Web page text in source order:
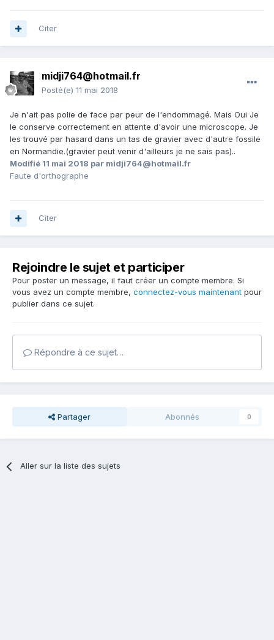
Citer
midji764@hotmail.fr
Posté(e) 11 mai 2018
Je n'ait pas polie de face par peur de l'endommagé. Mais Oui Je
le conserve correctement en attente d'avoir une microscope. Je
les trouvé par hasard dans un tas de gravier avec d'autre fossile
en Normandie.(gravier peut venir d'ailleurs je ne sais pas)..
Modifié 11 mai 2018 par midji764@hotmail.fr
Faute d'orthographe
Citer
Rejoindre le sujet et participer
Pour poster un message, il faut créer un compte membre. Si
vous avez un compte membre, connectez-vous maintenant pour
publier dans ce sujet.
Répondre à ce sujet…
Partager Abonnés 0
Aller sur la liste des sujets